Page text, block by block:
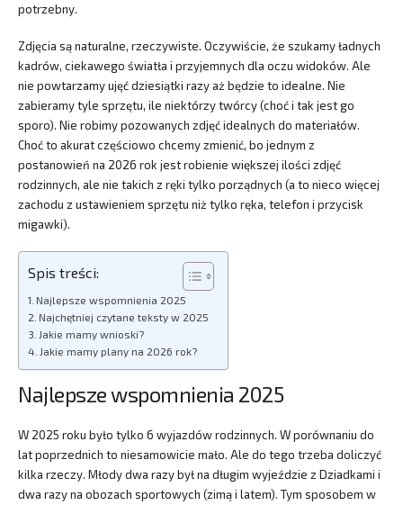
potrzebny.
Zdjęcia są naturalne, rzeczywiste. Oczywiście, że szukamy ładnych
kadrów, ciekawego światła i przyjemnych dla oczu widoków. Ale
nie powtarzamy ujęć dziesiątki razy aż będzie to idealne. Nie
zabieramy tyle sprzętu, ile niektórzy twórcy (choć i tak jest go
sporo). Nie robimy pozowanych zdjęć idealnych do materiałów.
Choć to akurat częściowo chcemy zmienić, bo jednym z
postanowień na 2026 rok jest robienie większej ilości zdjęć
rodzinnych, ale nie takich z ręki tylko porządnych (a to nieco więcej
zachodu z ustawieniem sprzętu niż tylko ręka, telefon i przycisk
migawki).
Spis treści:
Najlepsze wspomnienia 2025
Najchętniej czytane teksty w 2025
Jakie mamy wnioski?
Jakie mamy plany na 2026 rok?
Najlepsze wspomnienia 2025
W 2025 roku było tylko 6 wyjazdów rodzinnych. W porównaniu do
lat poprzednich to niesamowicie mało. Ale do tego trzeba doliczyć
kilka rzeczy. Młody dwa razy był na długim wyjeździe z Dziadkami i
dwa razy na obozach sportowych (zimą i latem). Tym sposobem w